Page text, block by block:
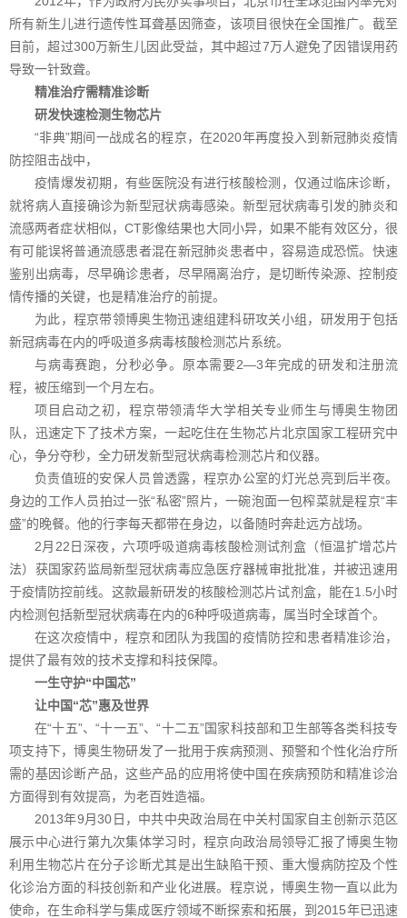
所有新生儿进行遗传性耳聋基因筛查，该项目很快在全国推广。截至
目前，超过300万新生儿因此受益，其中超过7万人避免了因错误用药
导致一针致聋。
精准治疗需精准诊断
研发快速检测生物芯片
“非典”期间一战成名的程京，在2020年再度投入到新冠肺炎疫情
防控阻击战中，
疫情爆发初期，有些医院没有进行核酸检测，仅通过临床诊断，
就将病人直接确诊为新型冠状病毒感染。新型冠状病毒引发的肺炎和
流感两者症状相似，CT影像结果也大同小异，如果不能有效区分，很
有可能误将普通流感患者混在新冠肺炎患者中，容易造成恐慌。快速
鉴别出病毒，尽早确诊患者，尽早隔离治疗，是切断传染源、控制疫
情传播的关键，也是精准治疗的前提。
为此，程京带领博奥生物迅速组建科研攻关小组，研发用于包括
新冠病毒在内的呼吸道多病毒核酸检测芯片系统。
与病毒赛跑，分秒必争。原本需要2—3年完成的研发和注册流
程，被压缩到一个月左右。
项目启动之初，程京带领清华大学相关专业师生与博奥生物团
队，迅速定下了技术方案，一起吃住在生物芯片北京国家工程研究中
心，争分夺秒，全力研发新型冠状病毒检测芯片和仪器。
负责值班的安保人员曾透露，程京办公室的灯光总亮到后半夜。
身边的工作人员拍过一张“私密”照片，一碗泡面一包榨菜就是程京“丰
盛”的晚餐。他的行李每天都带在身边，以备随时奔赴远方战场。
2月22日深夜，六项呼吸道病毒核酸检测试剂盒（恒温扩增芯片
法）获国家药监局新型冠状病毒应急医疗器械审批批准，并被迅速用
于疫情防控前线。这款最新研发的核酸检测芯片试剂盒，能在1.5小时
内检测包括新型冠状病毒在内的6种呼吸道病毒，属当时全球首个。
在这次疫情中，程京和团队为我国的疫情防控和患者精准诊治，
提供了最有效的技术支撑和科技保障。
一生守护“中国芯”
让中国“芯”惠及世界
在“十五”、“十一五”、“十二五”国家科技部和卫生部等各类科技专
项支持下，博奥生物研发了一批用于疾病预测、预警和个性化治疗所
需的基因诊断产品，这些产品的应用将使中国在疾病预防和精准诊治
方面得到有效提高，为老百姓造福。
2013年9月30日，中共中央政治局在中关村国家自主创新示范区
展示中心进行第九次集体学习时，程京向政治局领导汇报了博奥生物
利用生物芯片在分子诊断尤其是出生缺陷干预、重大慢病防控及个性
化诊治方面的科技创新和产业化进展。程京说，博奥生物一直以此为
使命，在生命科学与集成医疗领域不断探索和拓展，到2015年已迅速